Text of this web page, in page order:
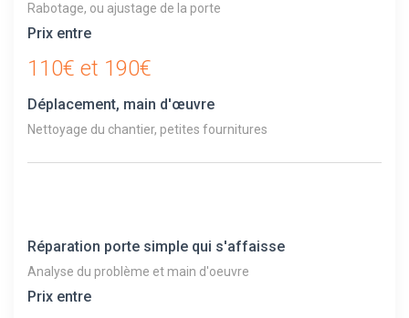
Rabotage, ou ajustage de la porte
Prix entre
110€ et 190€
Déplacement, main d'œuvre
Nettoyage du chantier, petites fournitures
Réparation porte simple qui s'affaisse
Analyse du problème et main d'oeuvre
Prix entre